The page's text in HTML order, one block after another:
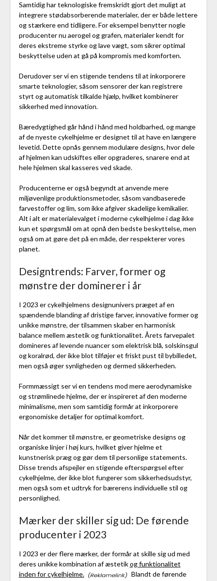
Samtidig har teknologiske fremskridt gjort det muligt at
integrere stødabsorberende materialer, der er både lettere
og stærkere end tidligere. For eksempel benytter nogle
producenter nu aerogel og grafen, materialer kendt for
deres ekstreme styrke og lave vægt, som sikrer optimal
beskyttelse uden at gå på kompromis med komforten.
Derudover ser vi en stigende tendens til at inkorporere
smarte teknologier, såsom sensorer der kan registrere
styrt og automatisk tilkalde hjælp, hvilket kombinerer
sikkerhed med innovation.
Bæredygtighed går hånd i hånd med holdbarhed, og mange
af de nyeste cykelhjelme er designet til at have en længere
levetid. Dette opnås gennem modulære designs, hvor dele
af hjelmen kan udskiftes eller opgraderes, snarere end at
hele hjelmen skal kasseres ved skade.
Producenterne er også begyndt at anvende mere
miljøvenlige produktionsmetoder, såsom vandbaserede
farvestoffer og lim, som ikke afgiver skadelige kemikalier.
Alt i alt er materialevalget i moderne cykelhjelme i dag ikke
kun et spørgsmål om at opnå den bedste beskyttelse, men
også om at gøre det på en måde, der respekterer vores
planet.
Designtrends: Farver, former og
mønstre der dominerer i år
I 2023 er cykelhjelmens designunivers præget af en
spændende blanding af dristige farver, innovative former og
unikke mønstre, der tilsammen skaber en harmonisk
balance mellem æstetik og funktionalitet. Årets farvepalet
domineres af levende nuancer som elektrisk blå, solskinsgul
og koralrød, der ikke blot tilføjer et friskt pust til bybilledet,
men også øger synligheden og dermed sikkerheden.
Formmæssigt ser vi en tendens mod mere aerodynamiske
og strømlinede hjelme, der er inspireret af den moderne
minimalisme, men som samtidig formår at inkorporere
ergonomiske detaljer for optimal komfort.
Når det kommer til mønstre, er geometriske designs og
organiske linjer i høj kurs, hvilket giver hjelme et
kunstnerisk præg og gør dem til personlige statements.
Disse trends afspejler en stigende efterspørgsel efter
cykelhjelme, der ikke blot fungerer som sikkerhedsudstyr,
men også som et udtryk for bærerens individuelle stil og
personlighed.
Mærker der skiller sig ud: De førende
producenter i 2023
I 2023 er der flere mærker, der formår at skille sig ud med
deres unikke kombination af æstetikog funktionalitet
inden for cykelhjelme.
Blandt de førende